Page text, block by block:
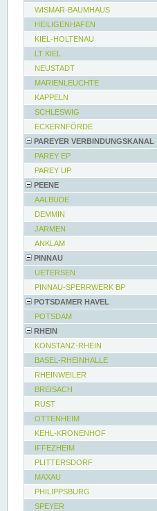
WISMAR-BAUMHAUS
HEILIGENHAFEN
KIEL-HOLTENAU
LT KIEL
NEUSTADT
MARIENLEUCHTE
KAPPELN
SCHLESWIG
ECKERNFÖRDE
PAREYER VERBINDUNGSKANAL
PAREY EP
PAREY UP
PEENE
AALBUDE
DEMMIN
JARMEN
ANKLAM
PINNAU
UETERSEN
PINNAU-SPERRWERK BP
POTSDAMER HAVEL
POTSDAM
RHEIN
KONSTANZ-RHEIN
BASEL-RHEINHALLE
RHEINWEILER
BREISACH
RUST
OTTENHEIM
KEHL-KRONENHOF
IFFEZHEIM
PLITTERSDORF
MAXAU
PHILIPPSBURG
SPEYER